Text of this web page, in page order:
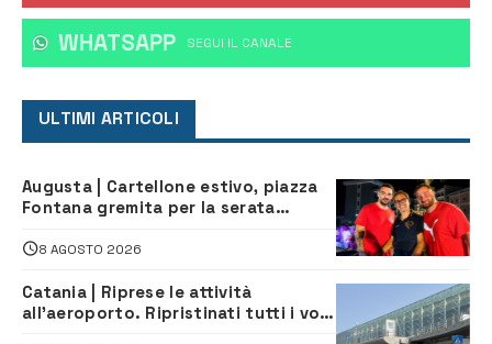
WHATSAPP ‎SEGUI IL CANALE
ULTIMI ARTICOLI
Augusta | Cartellone estivo, piazza
Fontana gremita per la serata
8 AGOSTO 2026
Catania | Riprese le attività
all’aeroporto. Ripristinati tutti i voli